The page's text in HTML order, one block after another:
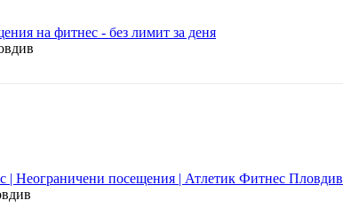
на фитнес - без лимит за деня
| Неограничени посещения | Атлетик Фитнес Пловдив